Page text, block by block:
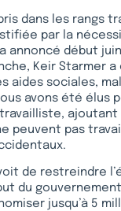
dans les rangs
par la
annoncé début
Keir Starmer
aides sociales,
avons été
ajoutant
peuvent pas
de restreindre
du
jusqu’à 5